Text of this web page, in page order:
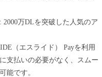
2000万DLを突破した人気のア
（エスライド） Payを利用
支払いの必要がなく、スムー
能です。